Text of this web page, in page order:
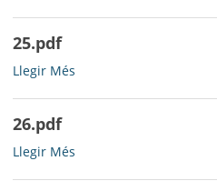
25.pdf
25.pdf
Llegir Més
26.pdf
26.pdf
Llegir Més